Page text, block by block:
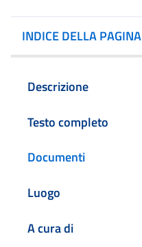
INDICE DELLA PAGINA
Descrizione
Testo completo
Documenti
Luogo
A cura di